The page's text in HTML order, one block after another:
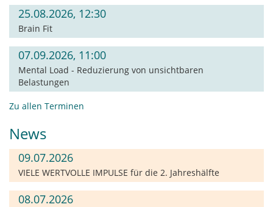
25.08.2026, 12:30
Brain Fit
07.09.2026, 11:00
Mental Load - Reduzierung von unsichtbaren
Belastungen
Zu allen Terminen
News
09.07.2026
VIELE WERTVOLLE IMPULSE für die 2. Jahreshälfte
08.07.2026